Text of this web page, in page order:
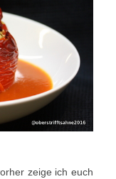
zeige ich euch